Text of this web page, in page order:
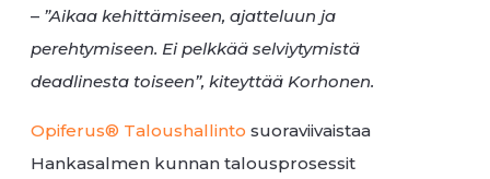
– ”Aikaa kehittämiseen, ajatteluun ja
perehtymiseen. Ei pelkkää selviytymistä
deadlinesta toiseen”, kiteyttää Korhonen.
Opiferus® Taloushallinto suoraviivaistaa
Hankasalmen kunnan talousprosessit